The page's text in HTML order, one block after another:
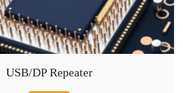
USB/DP Repeater